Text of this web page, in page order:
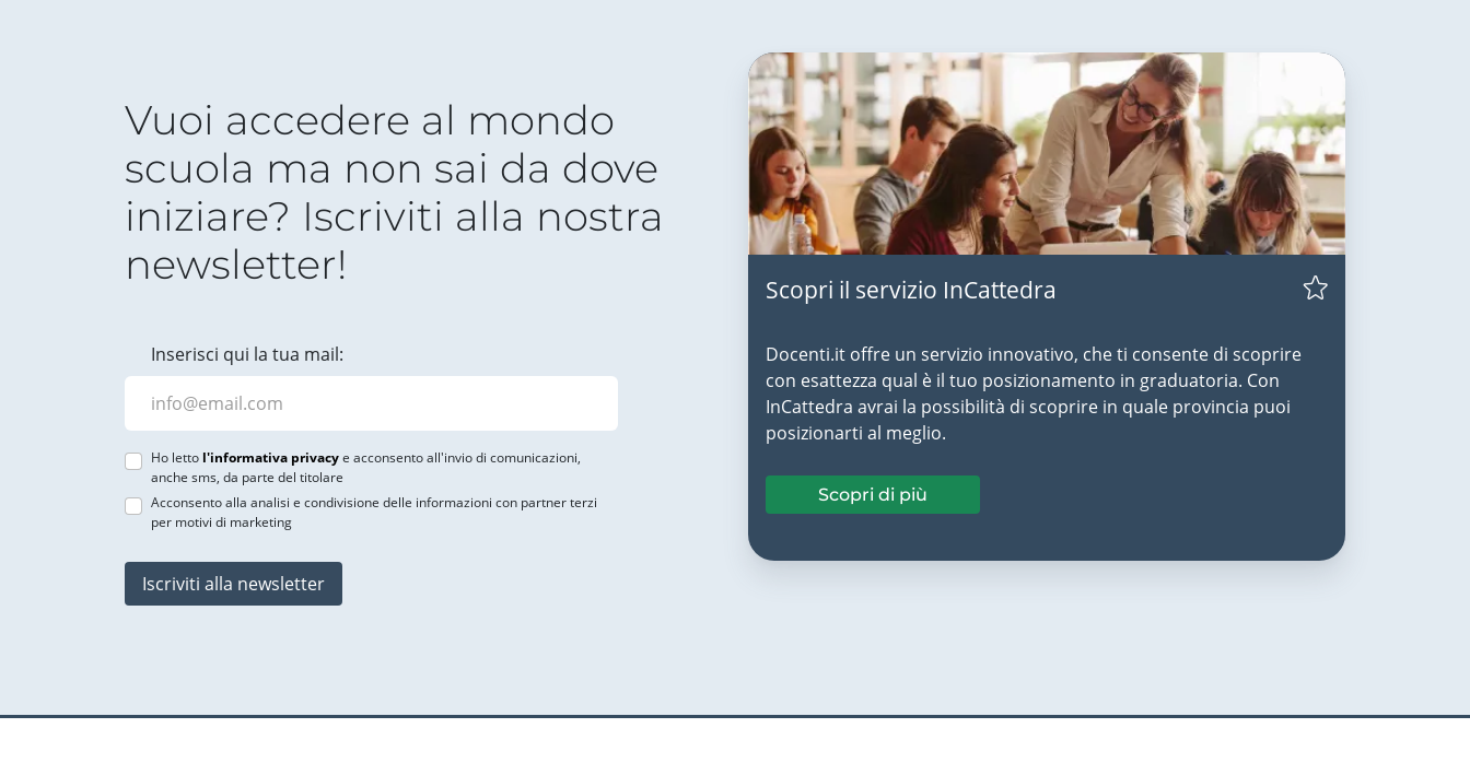
Vuoi accedere al mondo
scuola ma non sai da dove
iniziare? Iscriviti alla nostra
newsletter!
Inserisci qui la tua mail:
Ho letto l'informativa privacye acconsento all'invio di comunicazioni,
anche sms, da parte del titolare
Acconsento alla analisi e condivisione delle informazioni con partner terzi
per motivi di marketing
Iscriviti alla newsletter
Scopri il servizio InCattedra
Docenti.it offre un servizio innovativo, che ti consente di scoprire
con esattezza qual è il tuo posizionamento in graduatoria. Con
InCattedra avrai la possibilità di scoprire in quale provincia puoi
posizionarti al meglio.
Scopri di più